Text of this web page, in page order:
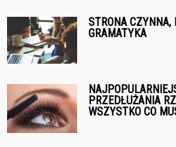
STRONA CZYNNA,
GRAMATYKA
PRZEDŁUŻANIA
WSZYSTKO CO